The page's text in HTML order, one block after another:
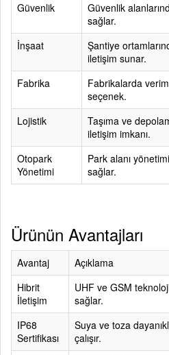
Güvenlik
Güvenlik
sağlar.
İnşaat
Şantiye
iletişim sunar.
Fabrika
Fabrikalarda
seçenek.
Lojistik
Taşıma ve
iletişim imkanı.
Otopark
Yönetimi
Park alanı
sağlar.
Ürünün Avantajları
Avantaj
Açıklama
Hibrit
İletişim
UHF ve GSM
sağlar.
IP68
Sertifikası
Suya ve toza
çalışır.